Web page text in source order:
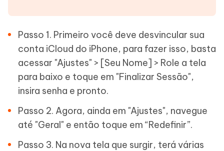
Passo 1. Primeiro você deve desvincular sua
conta iCloud do iPhone, para fazer isso, basta
acessar "Ajustes" > [Seu Nome] > Role a tela
para baixo e toque em "Finalizar Sessão",
insira senha e pronto.
Passo 2. Agora, ainda em "Ajustes", navegue
até "Geral" e então toque em “Redefinir”.
Passo 3. Na nova tela que surgir, terá várias